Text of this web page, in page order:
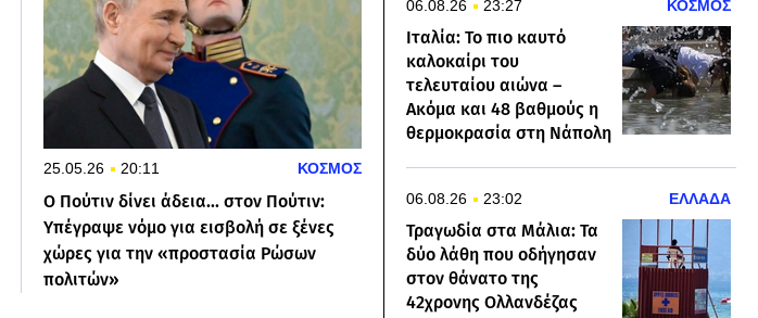
25.05.26 20:11 ΚΟΣΜΟΣ
Ο Πούτιν δίνει άδεια... στον Πούτιν:
Υπέγραψε νόμο για εισβολή σε ξένες
χώρες για την «προστασία Ρώσων
πολιτών»
06.08.26 23:27 ΚΟΣΜΟΣ
Ιταλία: Το πιο καυτό
καλοκαίρι του
τελευταίου αιώνα –
Ακόμα και 48 βαθμούς η
θερμοκρασία στη Νάπολη
06.08.26 23:02 ΕΛΛΑΔΑ
Τραγωδία στα Μάλια: Τα
δύο λάθη που οδήγησαν
στον θάνατο της
42χρονης Ολλανδέζας